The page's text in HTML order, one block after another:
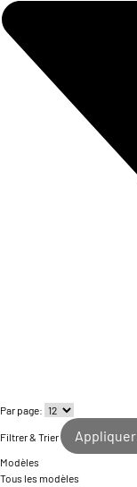
Par page:
Filtrer & Trier
Modèles
Tous les modèles